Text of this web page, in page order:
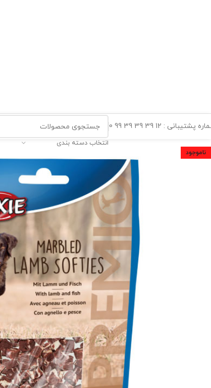
پشتیبانی : 12 39 39 39 99 0
انتخاب دسته بندی
ناموجود